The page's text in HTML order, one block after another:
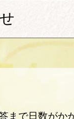
まで日数がか